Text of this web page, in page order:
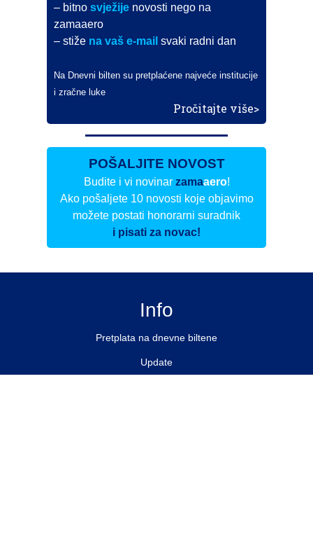
– bitnosvježije novosti nego na
zamaaero
– stiže na vaš e-mail svaki radni dan
Na Dnevni bilten su pretplaćene najveće institucije
i zračne luke
Pročitajte više>
POŠALJITE NOVOST
Budite i vi novinar zamaaero!
Ako pošaljete 10 novosti koje objavimo
možete postati honorarni suradnik
i pisati za novac!
Info
Pretplata na dnevne biltene
Update